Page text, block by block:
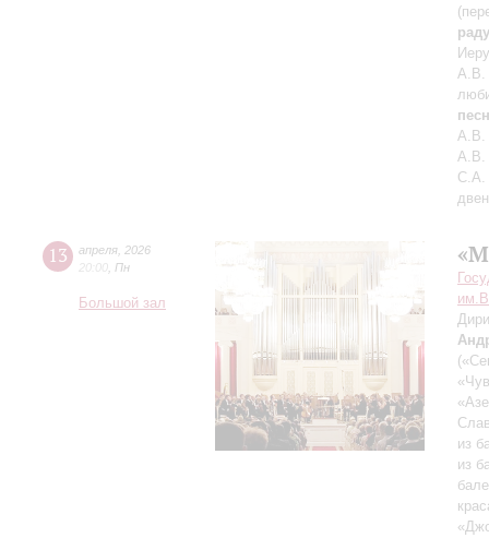
А.В.
А.В.
А.В.
С.А.
13 апреля 2026
20:00 Пн
Большой зал
из
из